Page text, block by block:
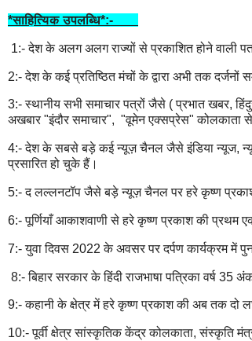
*साहित्यिक उपलब्धि*:-
1:- देश के अलग अलग राज्यों से प्रकाशित होने वाली
2:- देश के कई प्रतिष्ठित मंचों के द्वारा अभी तक दर्जनों
3:- स्थानीय सभी समाचार पत्रों जैसे ( प्रभात खबर,
अखबार "इंदौर समाचार", "वूमेन एक्सप्रेस" कोलकाता
4:- देश के सबसे बड़े कई न्यूज़ चैनल जैसे इंडिया न्यूज,
प्रसारित हो चुके हैं।
5:- द लल्लनटॉप जैसे बड़े न्यूज़ चैनल पर हरे कृष्ण प्रकाश
6:- पूर्णियाँ आकाशवाणी से हरे कृष्ण प्रकाश की प्रथम
7:- युवा दिवस 2022 के अवसर पर दर्पण कार्यक्रम में
8:- बिहार सरकार के हिंदी राजभाषा पत्रिका वर्ष
9:- कहानी के क्षेत्र में हरे कृष्ण प्रकाश की अब तक दो
10:- पूर्वी क्षेत्र सांस्कृतिक केंद्र कोलकाता, संस्कृति